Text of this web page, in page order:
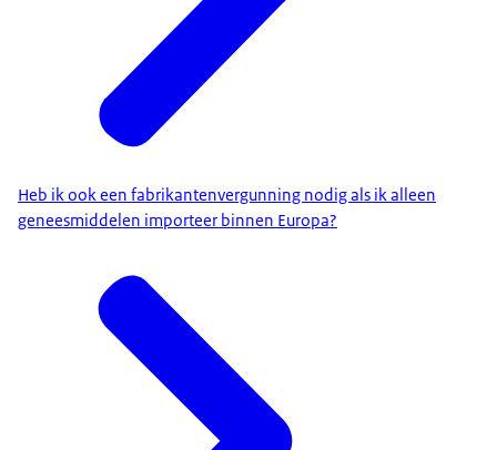
Heb ik ook een fabrikantenvergunning nodig als ik alleen
geneesmiddelen importeer binnen Europa?